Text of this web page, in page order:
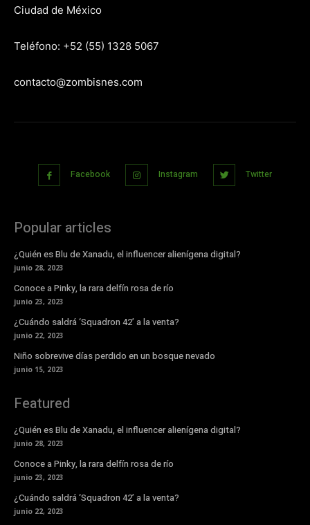
Ciudad de México
Teléfono: +52 (55) 1328 5067
contacto@zombisnes.com
Facebook Instagram Twitter
Popular articles
¿Quién es Blu de Xanadu, el influencer alienígena digital?
junio 28, 2023
Conoce a Pinky, la rara delfín rosa de río
junio 23, 2023
¿Cuándo saldrá ‘Squadron 42’ a la venta?
junio 22, 2023
Niño sobrevive días perdido en un bosque nevado
junio 15, 2023
Featured
¿Quién es Blu de Xanadu, el influencer alienígena digital?
junio 28, 2023
Conoce a Pinky, la rara delfín rosa de río
junio 23, 2023
¿Cuándo saldrá ‘Squadron 42’ a la venta?
junio 22, 2023